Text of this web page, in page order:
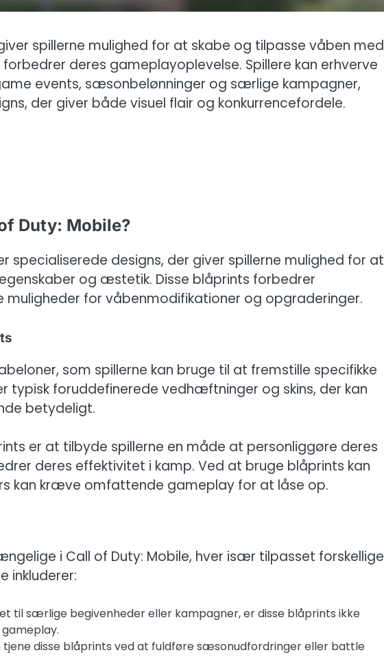
spillerne mulighed for at skabe og tilpasse våben med
deres gameplayoplevelse. Spillere kan erhverve
events, sæsonbelønninger og særlige kampagner,
der giver både visuel flair og konkurrencefordele.
Duty: Mobile?
specialiserede designs, der giver spillerne mulighed for at
og æstetik. Disse blåprints forbedrer
for våbenmodifikationer og opgraderinger.
som spillerne kan bruge til at fremstille specifikke
typisk foruddefinerede vedhæftninger og skins, der kan
betydeligt.
er at tilbyde spillerne en måde at personliggøre deres
deres effektivitet i kamp. Ved at bruge blåprints kan
kan kræve omfattende gameplay for at låse op.
i Call of Duty: Mobile, hver især tilpasset forskellige
inkluderer:
til særlige begivenheder eller kampagner, er disse blåprints ikke
tjene disse blåprints ved at fuldføre sæsonudfordringer eller battle